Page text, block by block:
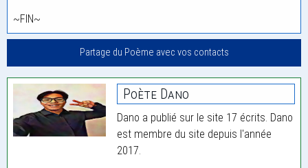
~FIN~
Partage du Poème avec vos contacts
Poète Dano
Dano a publié sur le site 17 écrits. Dano
est membre du site depuis l'année
2017.